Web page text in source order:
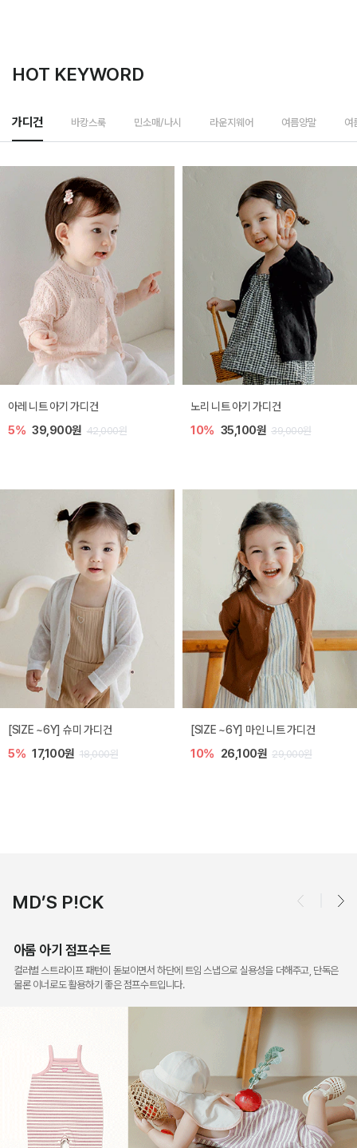
HOT KEYWORD
가디건 바캉스룩 민소매/나시 라운지웨어 여름양말 여
[SIZE ~6Y] 로메이 라운지 셋업
10% 23,400원 26,000원
밀라 아기 원피스
20% 27,200원 34,000원
밀라 아기 점프수트
10% 30,600원 34,000원
밀라 아기 셋업
20% 35,200원 44,000원
MD’S P!CK
아롬 아기 점프수트
컬러별 스트라이프 패턴이 돋보이면서 하단에 트임 스냅으로 실용성을 더해주고, 단독은
물론 이너로도 활용하기 좋은 점프수트입니다.